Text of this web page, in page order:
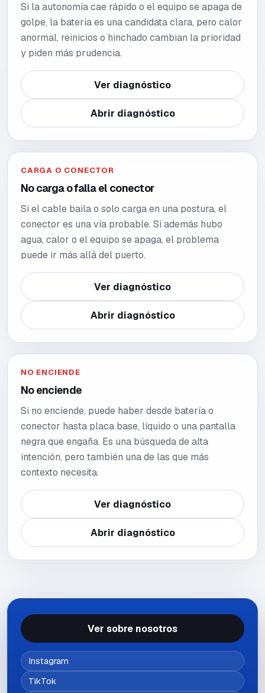
Si la autonomía cae rápido o el equipo se apaga de
golpe, la batería es una candidata clara, pero calor
anormal, reinicios o hinchado cambian la prioridad
y piden más prudencia.
Ver diagnóstico
Abrir diagnóstico
CARGA O CONECTOR
No carga o falla el conector
Si el cable baila o solo carga en una postura, el
conector es una vía probable. Si además hubo
agua, calor o el equipo se apaga, el problema
puede ir más allá del puerto.
Ver diagnóstico
Abrir diagnóstico
NO ENCIENDE
No enciende
Si no enciende, puede haber desde batería o
conector hasta placa base, líquido o una pantalla
negra que engaña. Es una búsqueda de alta
intención, pero también una de las que más
contexto necesita.
Ver diagnóstico
Abrir diagnóstico
Ver sobre nosotros
Instagram
TikTok